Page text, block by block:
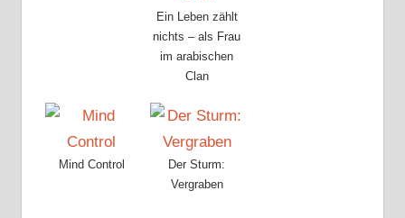
Ein Leben zählt
nichts – als Frau
im arabischen
Clan
Mind Control
Der Sturm:
Vergraben